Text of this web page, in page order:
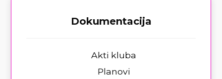
Dokumentacija
Akti kluba
Planovi